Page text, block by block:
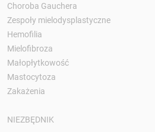
Choroba Gauchera
Zespoły mielodysplastyczne
Hemofilia
Mielofibroza
Małopłytkowość
Mastocytoza
Zakażenia
NIEZBĘDNIK